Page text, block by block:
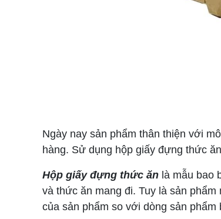
Ngày nay sản phẩm thân thiện với
hàng. Sử dụng hộp giấy đựng thức
Hộp giấy đựng thức ăn là mẫu bao
và thức ăn mang đi. Tuy là sản
của sản phẩm so với dòng sản phẩm